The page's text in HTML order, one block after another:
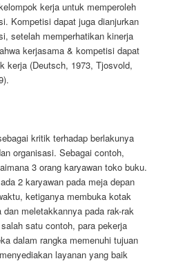
kerja untuk memperoleh
Kompetisi dapat juga dianjurkan
setelah memperhatikan kinerja
kerjasama & kompetisi dapat
kerja (Deutsch, 1973, Tjosvold,
kritik terhadap berlakunya
organisasi. Sebagai contoh,
3 orang karyawan toko buku.
2 karyawan pada meja depan
ketiganya membuka kotak
meletakkannya pada rak-rak
satu contoh, para pekerja
dalam rangka memenuhi tujuan
layanan yang baik